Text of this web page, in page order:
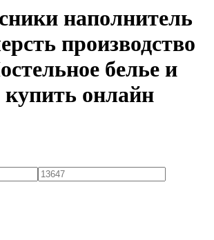
наполнитель
производство
белье и
купить онлайн